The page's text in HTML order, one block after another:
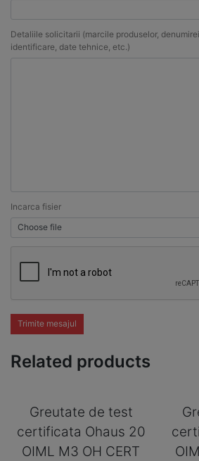
Detaliile solicitarii (marcile produselor,
identificare, date tehnice, etc.)
Incarca fisier
Choose file
Trimite mesajul
Related products
Greutate de test
certificata Ohaus 20
OIML M3 OH CERT